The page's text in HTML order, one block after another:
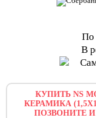
По
В
КУПИТЬ NS
КЕРАМИКА
ПОЗВОНИТЕ